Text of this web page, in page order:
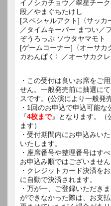
イノシカチョウ／翠星チー
段／やまぐちたけし
[スペシャルアクト]〈サッ
／タイムキーパー まつい／
ぞうろっぷ ソウタヤマモト
[ゲームコーナー]〈オーサ
カわんぱく〉／オーサカク
・この受付は良いお席をご
せん。一般発売前に抽選に
スです。(公演により一般発
・1回のお申込で申込可能な
『4枚まで』となります。（
ます）
・受付期間内にお申込みい
いたします。
・座席番号や整理番号はす
お申込み順ではございません
・クレジットカード決済を
に自動で決済されます。
・万が一、ご登録いただき
ができなかった際は、お支